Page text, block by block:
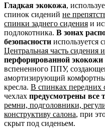
Гладкая экокожа,
спинок сидений не
спинки заднего сидения и
подлокотника. В зонах
безопасности используется
Центральная часть сидения
перфорированной экокожи
вспененного ППУ,
амортизирующий
кресла. В спинках передних
чехлах предусмотрены все
ремни, подголовники,
конструктиву салона, при
скрыт под сиденьем.